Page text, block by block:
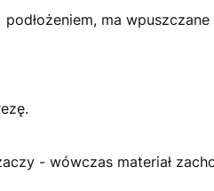
ma wpuszczane
- wówczas materiał